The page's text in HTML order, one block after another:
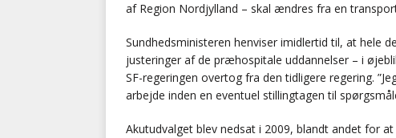
af Region Nordjylland – skal ændres fra en
Sundhedsministeren henviser imidlertid til, at hele
justeringer af de præhospitale uddannelser – i
SF-regeringen overtog fra den tidligere regering.
arbejde inden en eventuel stillingtagen til
Akutudvalget blev nedsat i 2009, blandt andet for